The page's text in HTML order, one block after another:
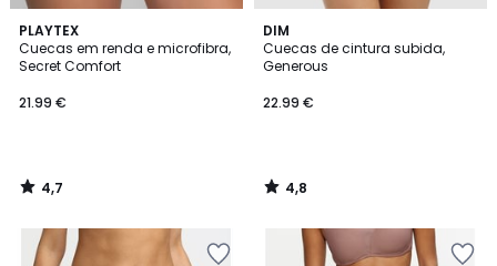
PLAYTEX
Cuecas em renda e microfibra,
Secret Comfort
21.99 €
4,7
/ 5
4,7
/
DIM
Cuecas de cintura subida,
Generous
22.99 €
4,8
/ 5
4,8
/